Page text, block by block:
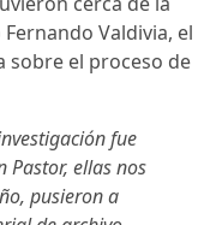
Valdivia, el
sobre el proceso de
fue
Pastor, ellas nos
pusieron a